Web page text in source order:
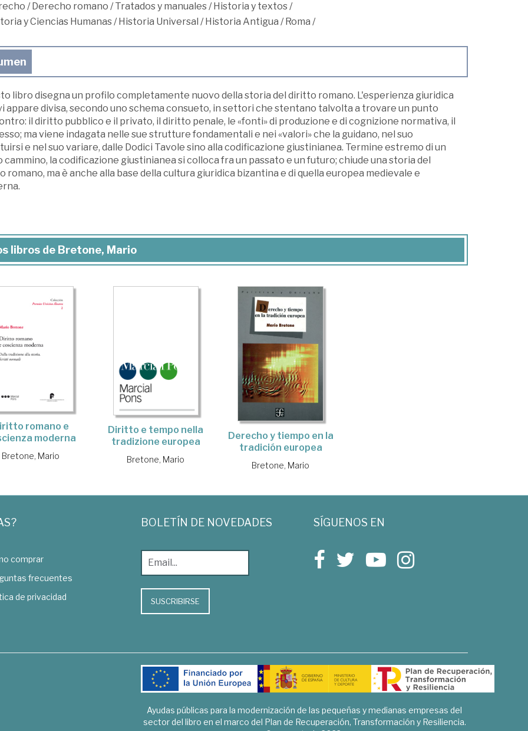
/ Derecho romano /Tratados y manuales/ Historia y textos/
y Ciencias Humanas/ Historia Universal / Historia Antigua / Roma /
libro disegna un profilo completamente nuovo della storia del diritto romano. L'esperienza giuridica
appare divisa, secondo uno schema consueto, in settori che stentano talvolta a trovare un punto
il diritto pubblico e il privato, il diritto penale, le «fonti» di produzione e di cognizione normativa, il
ma viene indagata nelle sue strutture fondamentali e nei «valori» che la guidano, nel suo
e nel suo variare, dalle Dodici Tavole sino alla codificazione giustinianea. Termine estremo di un
cammino, la codificazione giustinianea si colloca fra un passato e un futuro; chiude una storia del
romano, ma è anche alla base della cultura giuridica bizantina e di quella europea medievale e
libros de Bretone, Mario
romano e
moderna
Bretone, Mario
Diritto e tempo nella
tradizione europea
Bretone, Mario
Derecho y tiempo en la
tradición europea
Bretone, Mario
comprar
frecuentes
de privacidad
BOLETÍN DE NOVEDADES
SUSCRIBIRSE
SÍGUENOS EN
Ayudas públicas para la modernización de las pequeñas y medianas empresas del
sector del libro en el marco del Plan de Recuperación, Transformación y Resiliencia.